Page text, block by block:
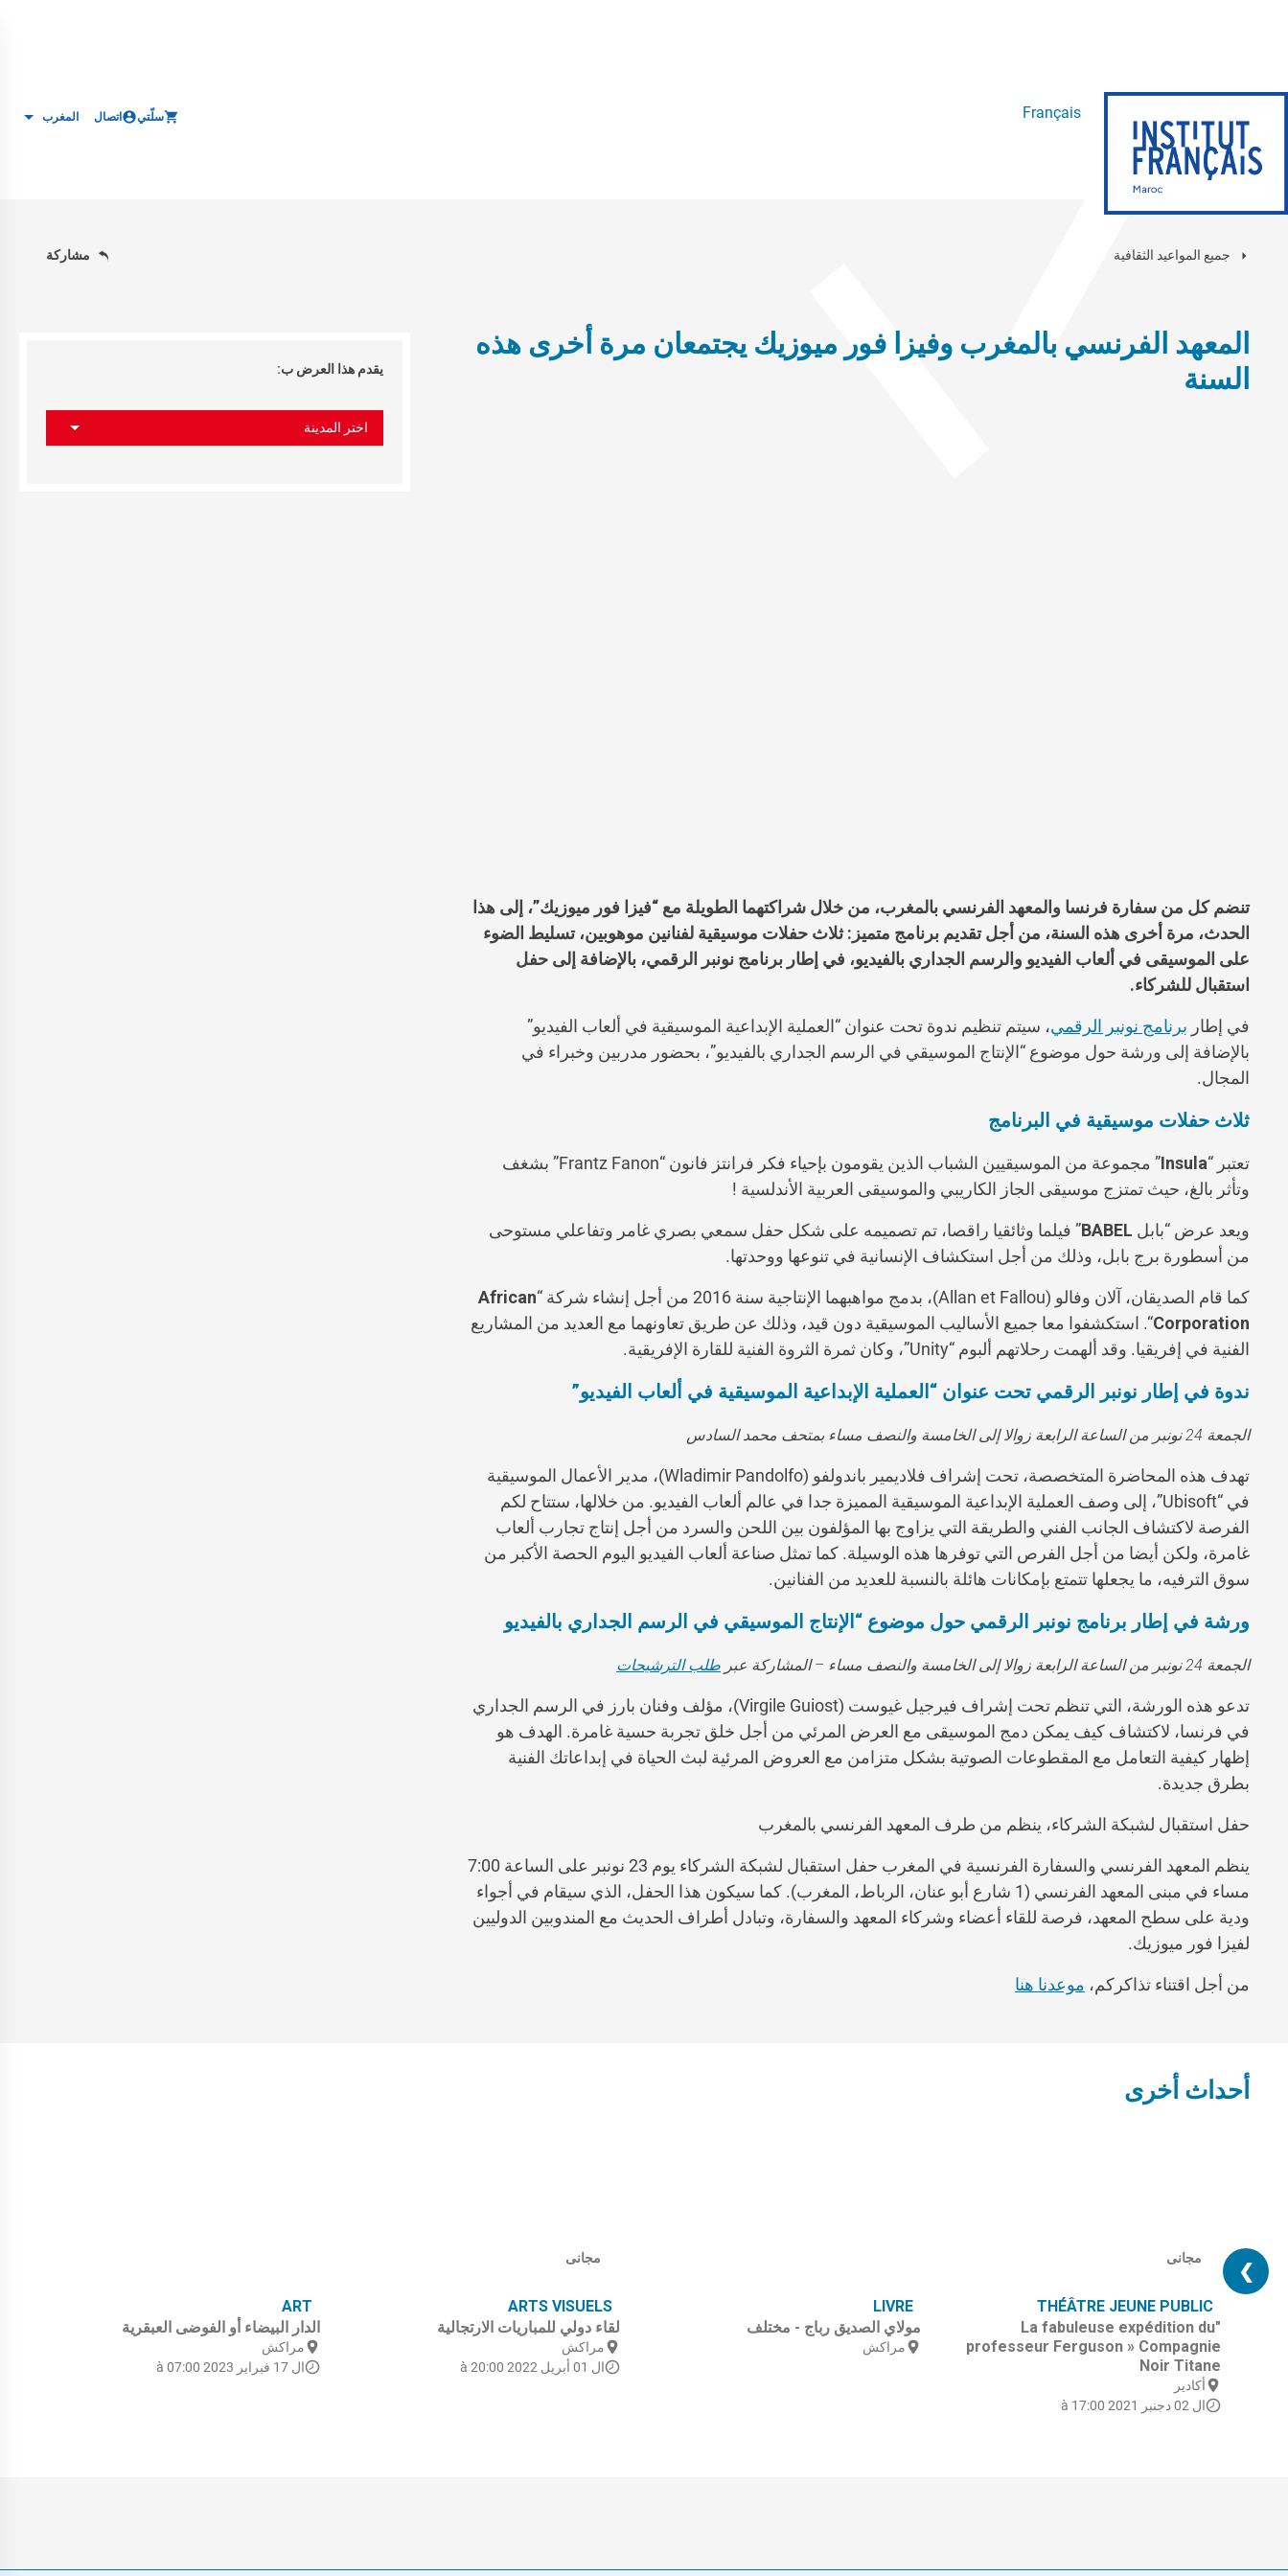
Français سلّتي اتصال المغرب
جميع المواعيد الثقافية مشاركة
المعهد الفرنسي بالمغرب وفيزا فور ميوزيك يجتمعان مرة أخرى هذه
السنة
تنضم كل من سفارة فرنسا والمعهد الفرنسي بالمغرب، من خلال شراكتهما الطويلة مع “فيزا فور ميوزيك”، إلى هذا
الحدث، مرة أخرى هذه السنة، من أجل تقديم برنامج متميز: ثلاث حفلات موسيقية لفنانين موهوبين، تسليط الضوء
على الموسيقى في ألعاب الفيديو والرسم الجداري بالفيديو، في إطار برنامج نونبر الرقمي، بالإضافة إلى حفل
استقبال للشركاء.
في إطار برنامج نونبر الرقمي، سيتم تنظيم ندوة تحت عنوان “العملية الإبداعية الموسيقية في ألعاب الفيديو”
بالإضافة إلى ورشة حول موضوع “الإنتاج الموسيقي في الرسم الجداري بالفيديو”، بحضور مدربين وخبراء في
المجال.
ثلاث حفلات موسيقية في البرنامج
تعتبر “Insula
” مجموعة من الموسيقيين الشباب الذين يقومون بإحياء فكر فرانتز فانون “Frantz Fanon” بشغف
وتأثر بالغ، حيث تمتزج موسيقى الجاز الكاريبي والموسيقى العربية الأندلسية !
ويعد عرض “بابل BABEL” فيلما وثائقيا راقصا، تم تصميمه على شكل حفل سمعي بصري غامر وتفاعلي مستوحى
من أسطورة برج بابل، وذلك من أجل استكشاف الإنسانية في تنوعها ووحدتها.
كما قام الصديقان، آلان وفالو (Allan et Fallou)، بدمج مواهبهما الإنتاجية سنة 2016 من أجل إنشاء شركة “
African
Corporation“. استكشفوا معا جميع الأساليب الموسيقية دون قيد، وذلك عن طريق تعاونهما مع العديد من المشاريع
الفنية في إفريقيا. وقد ألهمت رحلاتهم ألبوم “Unity”، وكان ثمرة الثروة الفنية للقارة الإفريقية.
ندوة في إطار نونبر الرقمي تحت عنوان “العملية الإبداعية الموسيقية في ألعاب الفيديو”
الجمعة 24 نونبر من الساعة الرابعة زوالا إلى الخامسة والنصف مساء بمتحف محمد السادس
تهدف هذه المحاضرة المتخصصة، تحت إشراف فلاديمير باندولفو (Wladimir Pandolfo)، مدير الأعمال الموسيقية
في “Ubisoft”، إلى وصف العملية الإبداعية الموسيقية المميزة جدا في عالم ألعاب الفيديو. من خلالها، ستتاح لكم
الفرصة لاكتشاف الجانب الفني والطريقة التي يزاوج بها المؤلفون بين اللحن والسرد من أجل إنتاج تجارب ألعاب
غامرة، ولكن أيضا من أجل الفرص التي توفرها هذه الوسيلة. كما تمثل صناعة ألعاب الفيديو اليوم الحصة الأكبر من
سوق الترفيه، ما يجعلها تتمتع بإمكانات هائلة بالنسبة للعديد من الفنانين.
ورشة في إطار برنامج نونبر الرقمي حول موضوع “الإنتاج الموسيقي في الرسم الجداري بالفيديو
الجمعة 24 نونبر من الساعة الرابعة زوالا إلى الخامسة والنصف مساء – المشاركة عبر طلب الترشيحات
تدعو هذه الورشة، التي تنظم تحت إشراف فيرجيل غيوست (Virgile Guiost)، مؤلف وفنان بارز في الرسم الجداري
في فرنسا، لاكتشاف كيف يمكن دمج الموسيقى مع العرض المرئي من أجل خلق تجربة حسية غامرة. الهدف هو
إظهار كيفية التعامل مع المقطوعات الصوتية بشكل متزامن مع العروض المرئية لبث الحياة في إبداعاتك الفنية
بطرق جديدة.
حفل استقبال لشبكة الشركاء، ينظم من طرف المعهد الفرنسي بالمغرب
ينظم المعهد الفرنسي والسفارة الفرنسية في المغرب حفل استقبال لشبكة الشركاء يوم 23 نونبر على الساعة 7:00
مساء في مبنى المعهد الفرنسي (1 شارع أبو عنان، الرباط، المغرب). كما سيكون هذا الحفل، الذي سيقام في أجواء
ودية على سطح المعهد، فرصة للقاء أعضاء وشركاء المعهد والسفارة، وتبادل أطراف الحديث مع المندوبين الدوليين
لفيزا فور ميوزيك.
من أجل اقتناء تذاكركم، موعدنا هنا
يقدم هذا العرض ب:
اختر المدينة
أحداث أخرى
ART
الدار البيضاء أو الفوضى العبقرية
مراكش
ال 17 فبراير 2023 à 07:00
مجانى
ARTS VISUELS
لقاء دولي للمباريات الارتجالية
مراكش
ال 01 أبريل 2022 à 20:00
LIVRE
مولاي الصديق رباج - مختلف
مراكش
مجانى
THÉÂTRE JEUNE PUBLIC
"La fabuleuse expédition du
professeur Ferguson » Compagnie
Noir Titane
أكادير
ال 02 دجنبر 2021 à 17:00
❯